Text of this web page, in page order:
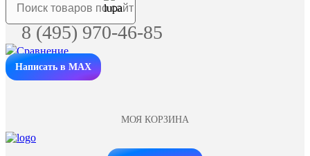
8 (495) 970-46-85
Написать в MAX
МОЯ КОРЗИНА
Заказать звонок